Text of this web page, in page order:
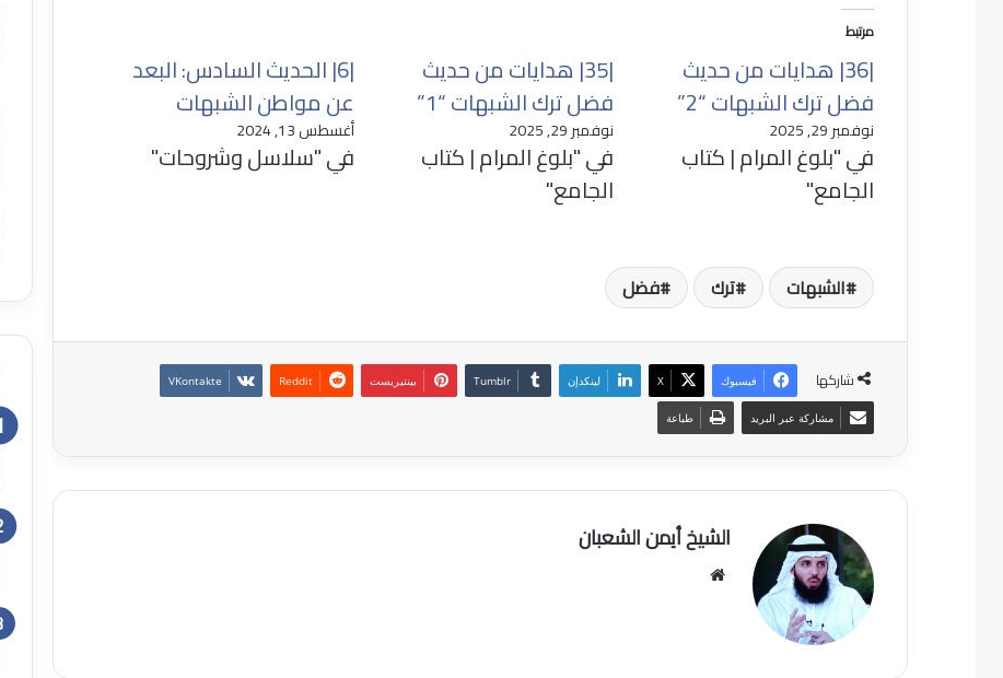
مرتبط
|36| هدايات من حديث
فضل ترك الشبهات “2”
نوفمبر 29, 2025
في "بلوغ المرام | كتاب
الجامع"
|35| هدايات من حديث
فضل ترك الشبهات “1”
نوفمبر 29, 2025
في "بلوغ المرام | كتاب
الجامع"
|6| الحديث السادس: البعد
عن مواطن الشبهات
أغسطس 13, 2024
في "سلاسل وشروحات"
الشبهات ترك فضل
شاركها فيسبوك ‫X لينكدإن بينتيريست
مشاركة عبر البريد طباعة
الشيخ أيمن الشعبان